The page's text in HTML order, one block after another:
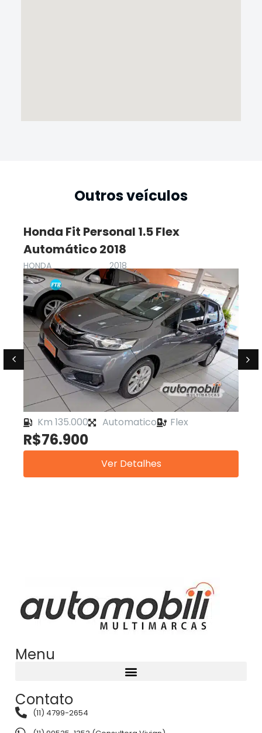
Outros veículos
Honda Fit Personal 1.5 Flex
Automático 2018
HONDA 2018
Km 135.000 Automatico Flex
R$76.900
Ver Detalhes
Menu
Contato
(11) 4799-2654